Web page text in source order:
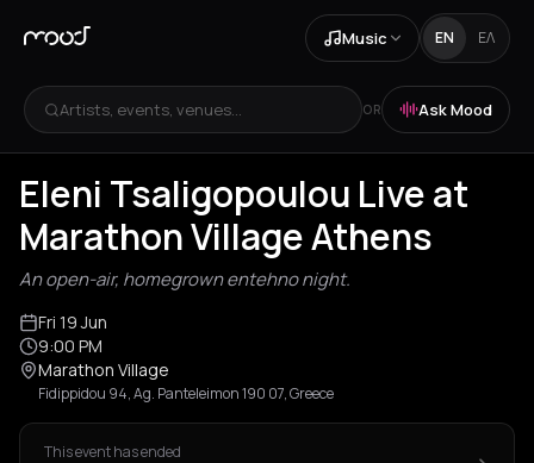
Music EN ΕΛ
Artists, events, venues... OR Ask Mood
Eleni Tsaligopoulou Live at
Marathon Village Athens
An open-air, homegrown entehno night.
Fri 19 Jun
9:00 PM
Marathon Village
Fidippidou 94, Ag. Panteleimon 190 07, Greece
This event has ended